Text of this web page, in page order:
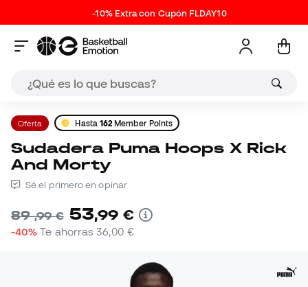
-10% Extra con Cupón FLDAY10
Oferta Hasta 162 Member Points
Sudadera Puma Hoops X Rick
And Morty
Sé el primero en opinar
89,99 € 53,99 €
-40% Te ahorras36,00 €